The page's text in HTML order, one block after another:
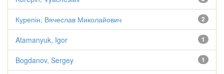
2
Курепін, Вячеслав Миколайович
1
Atamanyuk, Igor
1
Bogdanov, Sergey